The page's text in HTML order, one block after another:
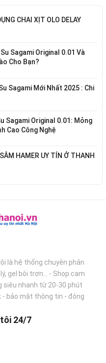
CHAI XỊT OLO DELAY
Sagami Original 0.01 Và
Cho Bạn?
Sagami Mới Nhất 2025 : Chi
Sagami Original 0.01: Mỏng
Cao Công Nghệ
HAMER UY TÍN Ở THANH
là hệ thống chuyên phân
gel bôi trơn... - Shop cam
siêu nhanh từ 20-30 phút
- bảo mật thông tin - đóng
24/7